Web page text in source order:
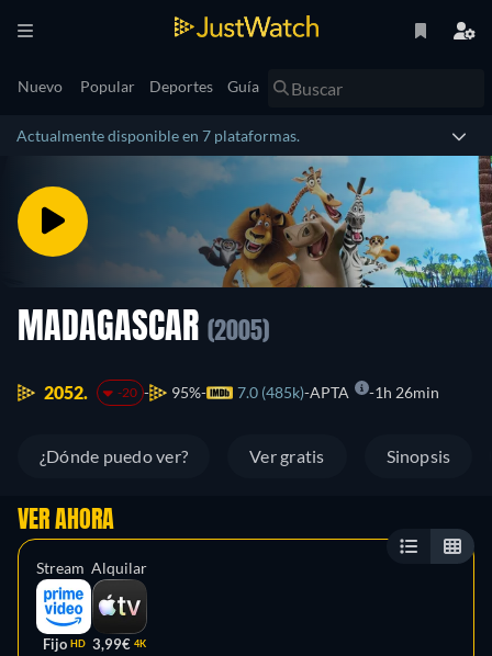
Nuevo Popular Deportes Guía
Actualmente disponible en 7 plataformas.
MADAGASCAR (2005)
2052. -20 95% 7.0 (485k) APTA 1h 26min
¿Dónde puedo ver? Ver gratis Sinopsis
VER AHORA
Stream
Fijo HD
Alquilar
3,99€ 4K